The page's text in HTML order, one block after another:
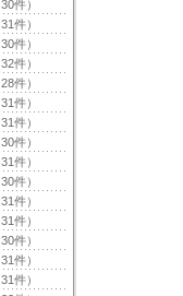
30件）
31件）
30件）
32件）
28件）
31件）
31件）
30件）
31件）
30件）
31件）
31件）
30件）
31件）
31件）